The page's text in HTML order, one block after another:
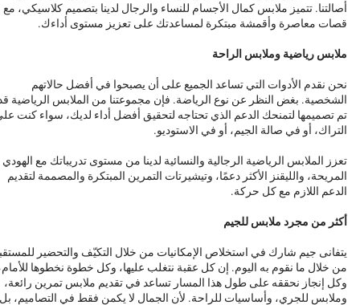
أصالتنا. تتميز ملابس كمال الأجسام للنساء والرجال لدينا بتصميم كلاسيكي، مع
قصات معاصرة وأقمشة مبتكرة لمساعدتك على تعزيز مستوى أداءك.
ملابس رياضية وملابس الراحة
نحن نقدم الأدوات التي تساعد الجميع على أن يصبحوا في أفضل حالاتهم
الشخصية. بغض النظر عن نوع الرياضة. فإن مجموعتنا من الملابس الرياضية
تم تصميمها لتمنحك الدعم الذي تحتاجه لتحقيق أفضل أداء لديك، سواء كنت
التراك، أو في صالة الجيم، أو في الاستوديو.
تعزز الملابس الرياضية الرجالية والنسائية لدينا من مستوى تدريباتك مع الهودي
المريحة، والليقنز الأكثر دعمًا، وتيشيرتات التمرين المبتكرة والمصممة لتقديم
الدعم اللازم مع كل حركة.
أكثر من مجرد ملابس للجيم
يتفانى جيم شارك في استخلاص الإمكانيات من خلال التكيّف والتحضير
من خلال ما نقوم به اليوم. إن كل عقبة نتغلب عليها، وكل خطوة نخطوها
وكل إنجاز نحققه على طول هذا المسار تساعد في تقديم ملابس تمرين رائعة،
وملابس للجري، وأساسيات للراحة. لأن الجمال لا يكمن فقط في التصاميم، بل